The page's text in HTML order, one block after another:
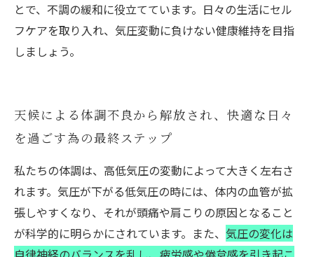
とで、不調の緩和に役立てています。日々の生活にセル
フケアを取り入れ、気圧変動に負けない健康維持を目指
しましょう。
天候による体調不良から解放され、快適な日々
を過ごす為の最終ステップ
私たちの体調は、高低気圧の変動によって大きく左右さ
れます。気圧が下がる低気圧の時には、体内の血管が拡
張しやすくなり、それが頭痛や肩こりの原因となること
が科学的に明らかにされています。また、 気圧の変化は